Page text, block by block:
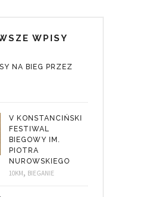
WPISY
NA BIEG PRZEZ
V KONSTANCIŃSKI
FESTIWAL
BIEGOWY IM.
PIOTRA
NUROWSKIEGO
10KM, BIEGANIE